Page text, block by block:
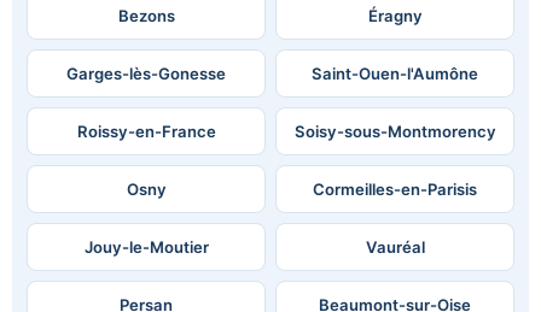
Bezons Éragny
Garges-lès-Gonesse Saint-Ouen-l'Aumône
Roissy-en-France Soisy-sous-Montmorency
Osny Cormeilles-en-Parisis
Jouy-le-Moutier Vauréal
Persan Beaumont-sur-Oise